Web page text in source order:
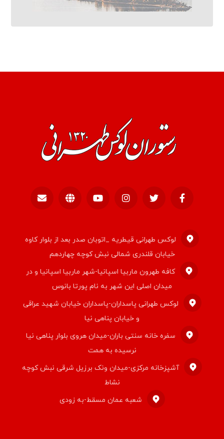
لوکس طهرانی قیطریه _اتوبان صدر بعد از بلوار کاوه
خیابان قلندری شمالی نبش کوچه چهاردهم
کافه طهرون ماربیا اسپانیا-شهر ماربیا اسپانیا و در
میدان اصلی این شهر به نام پورتا بانوس
لوکس طهرانی پاسداران-پاسداران خیابان شهید عراقی
و خیابان پناهی نیا
سفره خانه سنتی باران-میدان هروی بلوار پناهی نیا
نرسیده به همت
آشپزخانه مرکزی-میدان ونک برزیل شرقی نبش کوچه
نشاط
شعبه عمان مسقط-به زودی